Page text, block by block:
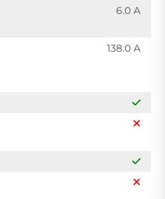
6.0 A
138.0 A